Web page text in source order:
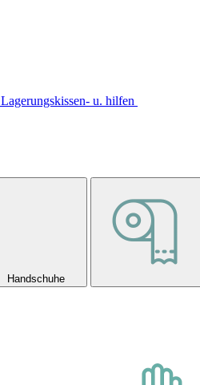
Lagerungskissen- u. hilfen
Handschuhe